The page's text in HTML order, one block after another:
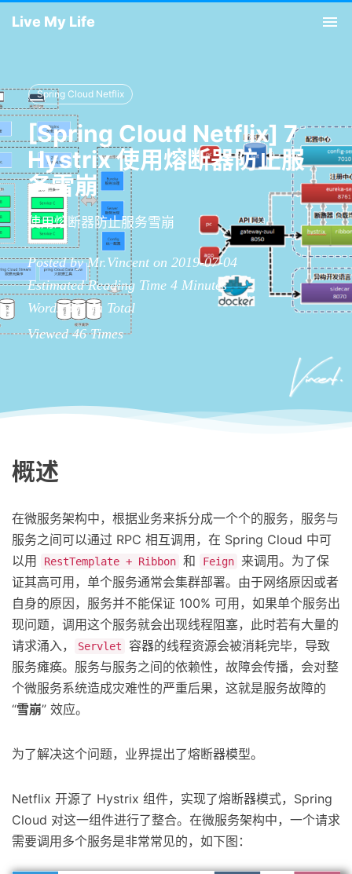
Live My Life
Spring Cloud Netflix
[Spring Cloud Netflix] 7
Hystrix 使用熔断器防止服
务雪崩
使用熔断器防止服务雪崩
Posted by Mr.Vincent on 2019-07-04
Estimated Reading Time 4 Minutes
Words891In Total
Viewed46Times
概述
在微服务架构中，根据业务来拆分成一个个的服务，服务与
服务之间可以通过 RPC 相互调用，在 Spring Cloud 中可
以用
RestTemplate + Ribbon 和 Feign
来调用。为了保
证其高可用，单个服务通常会集群部署。由于网络原因或者
自身的原因，服务并不能保证 100% 可用，如果单个服务出
现问题，调用这个服务就会出现线程阻塞，此时若有大量的
请求涌入，
Servlet
容器的线程资源会被消耗完毕，导致
服务瘫痪。服务与服务之间的依赖性，故障会传播，会对整
个微服务系统造成灾难性的严重后果，这就是服务故障的
“雪崩” 效应。
为了解决这个问题，业界提出了熔断器模型。
Netflix 开源了 Hystrix 组件，实现了熔断器模式，Spring
Cloud 对这一组件进行了整合。在微服务架构中，一个请求
需要调用多个服务是非常常见的，如下图：